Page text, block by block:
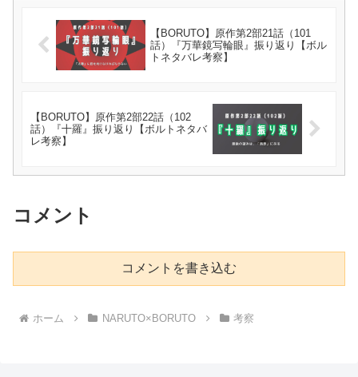
【BORUTO】原作第2部21話（101
話）『万華鏡写輪眼』振り返り【ボル
トネタバレ考察】
【BORUTO】原作第2部22話（102
話）『十羅』振り返り【ボルトネタバ
レ考察】
コメント
コメントを書き込む
ホーム NARUTO×BORUTO 考察